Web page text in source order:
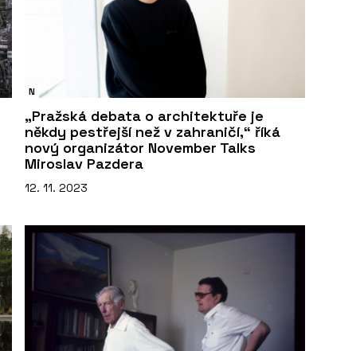
N
„Pražská debata o architektuře je
někdy pestřejší než v zahraničí,“ říká
nový organizátor November Talks
Miroslav Pazdera
12. 11. 2023